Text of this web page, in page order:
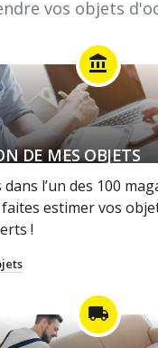
vos objets
account_balance
DE MES OBJETS
l’un des 100
estimer vos
!
local_shipping